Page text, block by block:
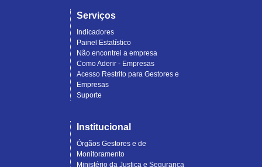
Serviços
Indicadores
Painel Estatístico
Não encontrei a empresa
Como Aderir - Empresas
Acesso Restrito para Gestores e
Empresas
Suporte
Institucional
Órgãos Gestores e de
Monitoramento
Ministério da Justiça e Segurança